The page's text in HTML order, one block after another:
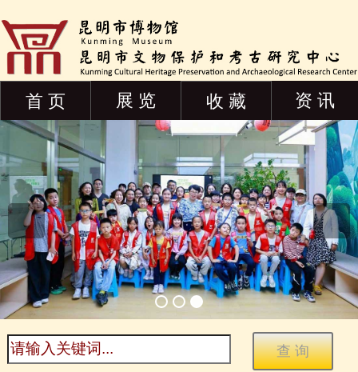
首 页 展 览 收 藏 资 讯